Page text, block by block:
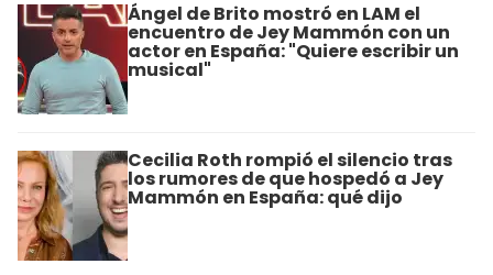
Ángel de Brito mostró en LAM el
encuentro de Jey Mammón con un
actor en España: "Quiere escribir un
musical"
Cecilia Roth rompió el silencio tras
los rumores de que hospedó a Jey
Mammón en España: qué dijo